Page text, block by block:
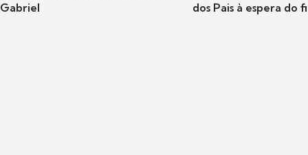
Gabriel
dos Pais à espera do